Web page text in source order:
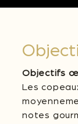
Objectifs
Les
notes